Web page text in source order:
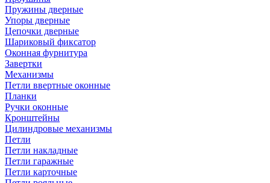
Пружины дверные
Упоры дверные
Цепочки дверные
Шариковый фиксатор
Оконная фурнитура
Завертки
Механизмы
Петли ввертные оконные
Планки
Ручки оконные
Кронштейны
Цилиндровые механизмы
Петли
Петли накладные
Петли гаражные
Петли карточные